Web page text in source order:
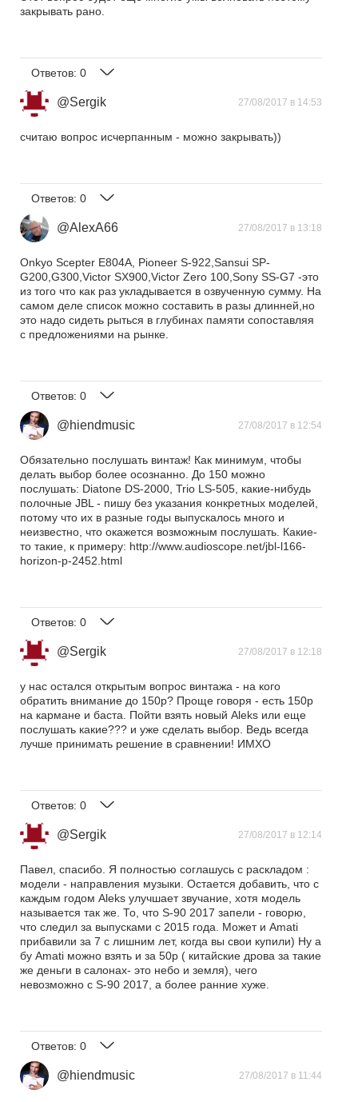
закрывать рано.
Ответов: 0
@Sergik 27/08/2017 в 14:53
считаю вопрос исчерпанным - можно закрывать))
Ответов: 0
@AlexA66 27/08/2017 в 13:18
Onkyo Scepter E804A, Pioneer S-922,Sansui SP-
G200,G300,Victor SX900,Victor Zero 100,Sony SS-G7 -это
из того что как раз укладывается в озвученную сумму. На
самом деле список можно составить в разы длинней,но
это надо сидеть рыться в глубинах памяти сопоставляя
с предложениями на рынке.
Ответов: 0
@hiendmusic 27/08/2017 в 12:54
Обязательно послушать винтаж! Как минимум, чтобы
делать выбор более осознанно. До 150 можно
послушать: Diatone DS-2000, Trio LS-505, какие-нибудь
полочные JBL - пишу без указания конкретных моделей,
потому что их в разные годы выпускалось много и
неизвестно, что окажется возможным послушать. Какие-
то такие, к примеру: http://www.audioscope.net/jbl-l166-
horizon-p-2452.html
Ответов: 0
@Sergik 27/08/2017 в 12:18
у нас остался открытым вопрос винтажа - на кого
обратить внимание до 150р? Проще говоря - есть 150р
на кармане и баста. Пойти взять новый Aleks или еще
послушать какие??? и уже сделать выбор. Ведь всегда
лучше принимать решение в сравнении! ИМХО
Ответов: 0
@Sergik 27/08/2017 в 12:14
Павел, спасибо. Я полностью соглашусь с раскладом :
модели - направления музыки. Остается добавить, что с
каждым годом Aleks улучшает звучание, хотя модель
называется так же. То, что S-90 2017 запели - говорю,
что следил за выпусками с 2015 года. Может и Amati
прибавили за 7 с лишним лет, когда вы свои купили) Ну а
бу Amati можно взять и за 50р ( китайские дрова за такие
же деньги в салонах- это небо и земля), чего
невозможно с S-90 2017, а более ранние хуже.
Ответов: 0
@hiendmusic 27/08/2017 в 11:44